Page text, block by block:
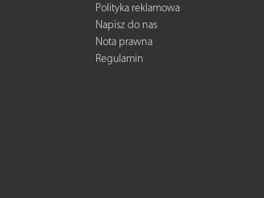
Polityka reklamowa
Napisz do nas
Nota prawna
Regulamin